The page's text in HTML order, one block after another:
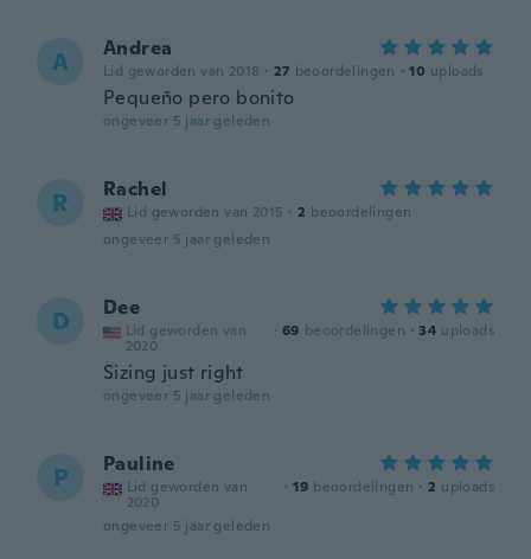
A Andrea
Lid geworden van 2018 · 27 beoordelingen · 10 uploads
Pequeño pero bonito
ongeveer 5 jaar geleden
R Rachel
Lid geworden van 2015 · 2 beoordelingen
ongeveer 5 jaar geleden
D Dee
Lid geworden van
2020
· 69 beoordelingen · 34 uploads
Sizing just right
ongeveer 5 jaar geleden
P Pauline
Lid geworden van
2020
· 19 beoordelingen · 2 uploads
ongeveer 5 jaar geleden